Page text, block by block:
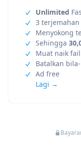
Unlimited
3
Menyokong
Sehingga
Muat naik
Batalkan
Ad free
Lagi →